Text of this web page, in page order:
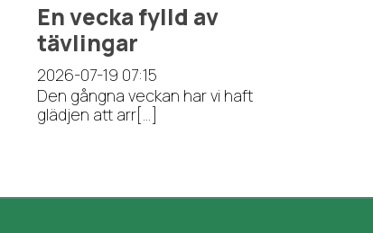
En vecka fylld av
tävlingar
2026-07-19 07:15
Den gångna veckan har vi haft
glädjen att arr[...]